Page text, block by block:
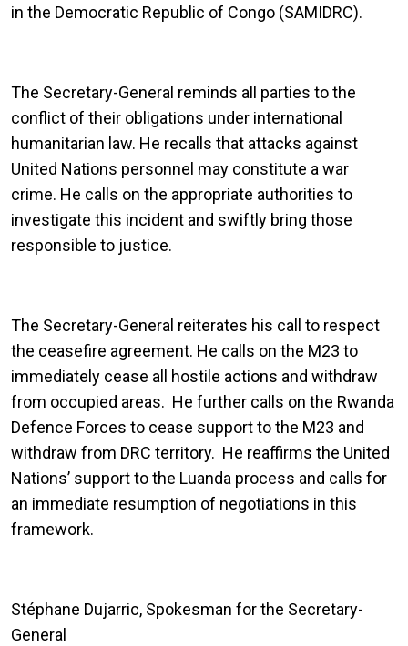
in the Democratic Republic of Congo (SAMIDRC).
The Secretary-General reminds all parties to the
conflict of their obligations under international
humanitarian law. He recalls that attacks against
United Nations personnel may constitute a war
crime. He calls on the appropriate authorities to
investigate this incident and swiftly bring those
responsible to justice.
The Secretary-General reiterates his call to respect
the ceasefire agreement. He calls on the M23 to
immediately cease all hostile actions and withdraw
from occupied areas. He further calls on the Rwanda
Defence Forces to cease support to the M23 and
withdraw from DRC territory. He reaffirms the United
Nations’ support to the Luanda process and calls for
an immediate resumption of negotiations in this
framework.
Stéphane Dujarric, Spokesman for the Secretary-
General